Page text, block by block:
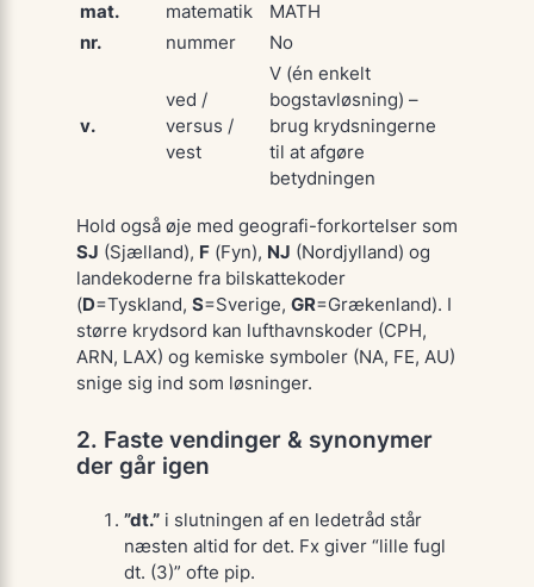
mat.
matematik
MATH
nr.
nummer No
v.
ved /
versus /
vest
V (én enkelt
bogstavløsning) –
brug krydsningerne
til at afgøre
betydningen
Hold også øje med geografi-forkortelser som
SJ (Sjælland), F(Fyn), NJ (Nordjylland) og
landekoderne fra bilskattekoder
(D=Tyskland, S=Sverige, GR=Grækenland). I
større krydsord kan lufthavnskoder (CPH,
ARN, LAX) og kemiske symboler (NA, FE, AU)
snige sig ind som løsninger.
2. Faste vendinger & synonymer
der går igen
”dt.”i slutningen af en ledetråd står
næsten altid for det. Fx giver “lille fugl
dt. (3)” ofte pip.